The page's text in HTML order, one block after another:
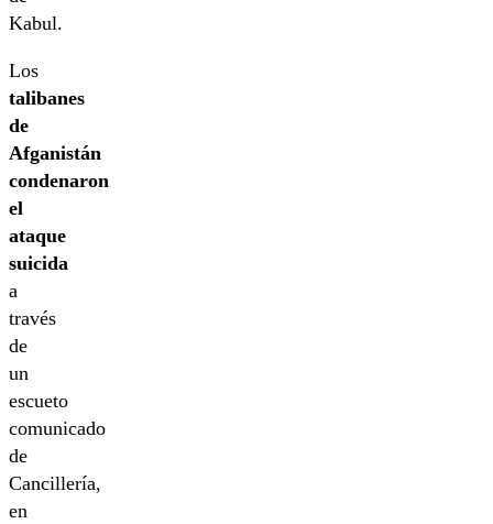
Kabul.
Los
talibanes
de
Afganistán
condenaron
el
ataque
suicida
a
través
de
un
escueto
comunicado
de
Cancillería,
en